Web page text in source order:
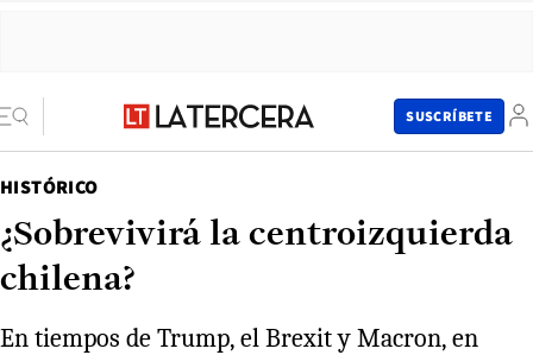
SUSCRÍBETE
HISTÓRICO
¿Sobrevivirá la centroizquierda
chilena?
En tiempos de Trump, el Brexit y Macron, en